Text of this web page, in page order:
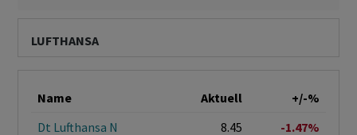
LUFTHANSA
Name Aktuell
+/-%
Dt Lufthansa N
8.45 -1.47%